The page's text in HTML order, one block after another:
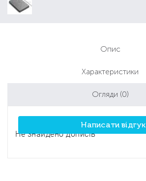
Опис
Характеристики
Огляди (0)
Не знайдено дописів
Написати відгук